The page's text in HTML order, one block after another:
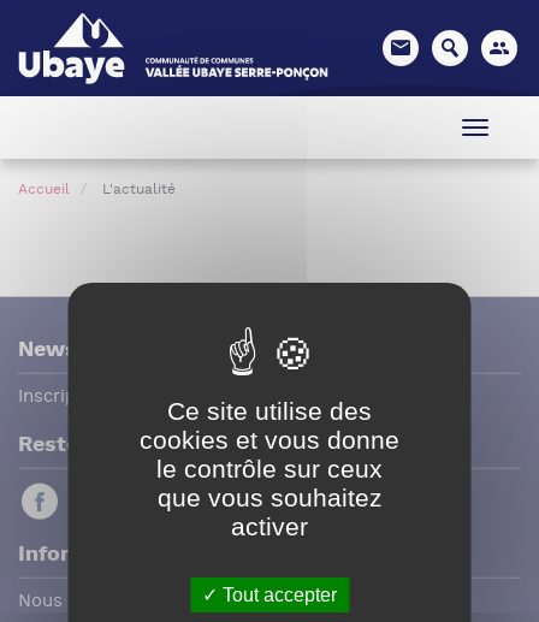
Accueil L'actualité
Newsletter
Inscription / Désinscription
Restez connecté
Informations
Nous contacter
Panneau de gestion des cookies
Ce site utilise des
cookies et vous donne
le contrôle sur ceux
que vous souhaitez
activer
Tout accepter